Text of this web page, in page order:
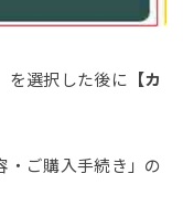
を選択した後に 【カ
・ご購入手続き」の